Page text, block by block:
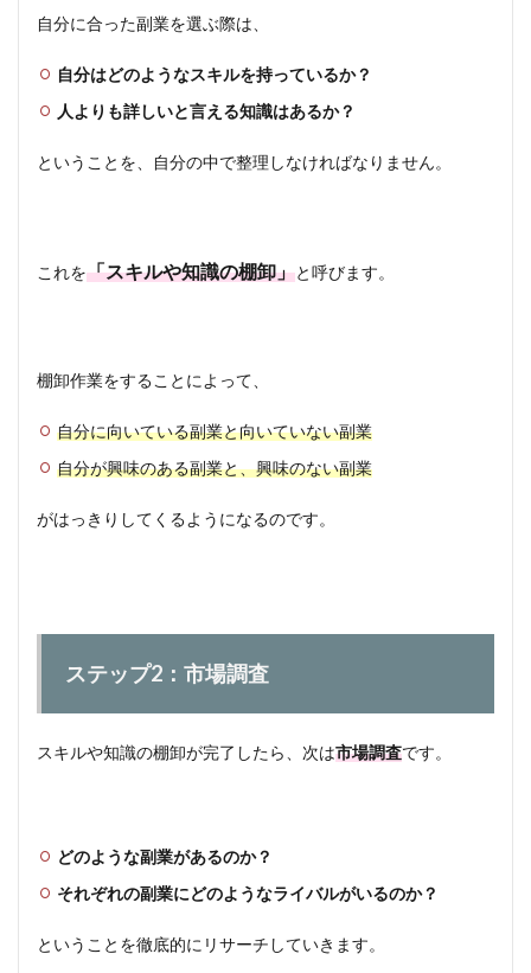
自分に合った副業を選ぶ際は、
自分はどのようなスキルを持っているか？
人よりも詳しいと言える知識はあるか？
ということを、自分の中で整理しなければなりません。
これを「スキルや知識の棚卸」と呼びます。
棚卸作業をすることによって、
自分に向いている副業と向いていない副業
自分が興味のある副業と、興味のない副業
がはっきりしてくるようになるのです。
ステップ2：市場調査
スキルや知識の棚卸が完了したら、次は市場調査です。
どのような副業があるのか？
それぞれの副業にどのようなライバルがいるのか？
ということを徹底的にリサーチしていきます。